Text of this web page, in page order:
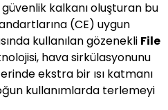
kalkanı oluşturan bu
(CE) uygun
kullanılan gözenekli File
hava sirkülasyonunu
ekstra bir ısı katmanı
kullanımlarda terlemeyi